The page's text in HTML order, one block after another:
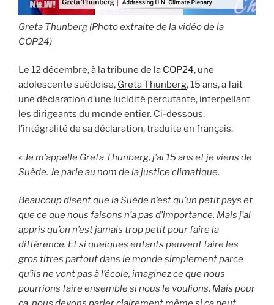
Greta Thunberg (Photo extraite de la vidéo de la
COP24)
Le 12 décembre, à la tribune de la COP24, une
adolescente suédoise, Greta Thunberg, 15 ans, a fait
une déclaration d’une lucidité percutante, interpellant
les dirigeants du monde entier. Ci-dessous,
l’intégralité de sa déclaration, traduite en français.
« Je m’appelle Greta Thunberg, j’ai 15 ans et je viens de
Suède. Je parle au nom de la justice climatique.
Beaucoup disent que la Suède n’est qu’un petit pays et
que ce que nous faisons n’a pas d’importance. Mais j’ai
appris qu’on n’est jamais trop petit pour faire la
différence. Et si quelques enfants peuvent faire les
gros titres partout dans le monde simplement parce
qu’ils ne vont pas à l’école, imaginez ce que nous
pourrions faire ensemble si nous le voulions. Mais pour